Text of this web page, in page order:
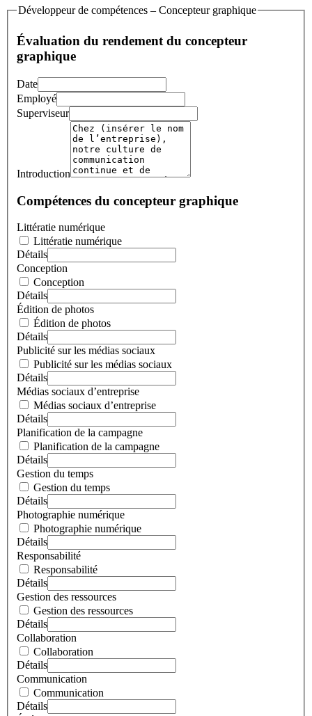
Développeur de compétences – Concepteur graphique
Évaluation du rendement du concepteur
graphique
Date
Employé
Superviseur
Introduction
Compétences du concepteur graphique
Littératie numérique
Littératie numérique
Détails
Conception
Conception
Détails
Édition de photos
Édition de photos
Détails
Publicité sur les médias sociaux
Publicité sur les médias sociaux
Détails
Médias sociaux d’entreprise
Médias sociaux d’entreprise
Détails
Planification de la campagne
Planification de la campagne
Détails
Gestion du temps
Gestion du temps
Détails
Photographie numérique
Photographie numérique
Détails
Responsabilité
Responsabilité
Détails
Gestion des ressources
Gestion des ressources
Détails
Collaboration
Collaboration
Détails
Communication
Communication
Détails